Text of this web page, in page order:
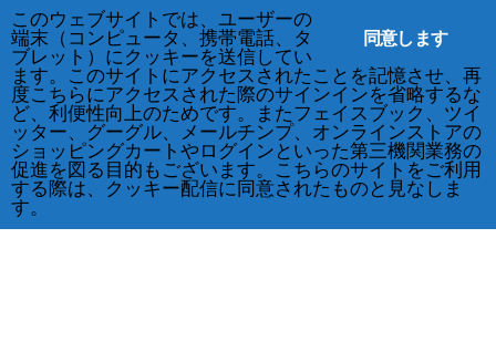
同意します
このウェブサイトでは、ユーザーの
端末（コンピュータ、携帯電話、タ
ブレット）にクッキーを送信してい
ます。このサイトにアクセスされたことを記憶させ、再
度こちらにアクセスされた際のサインインを省略するな
ど、利便性向上のためです。またフェイスブック、ツイ
ッター、グーグル、メールチンプ、オンラインストアの
ショッピングカートやログインといった第三機関業務の
促進を図る目的もございます。こちらのサイトをご利用
する際は、クッキー配信に同意されたものと見なしま
す。